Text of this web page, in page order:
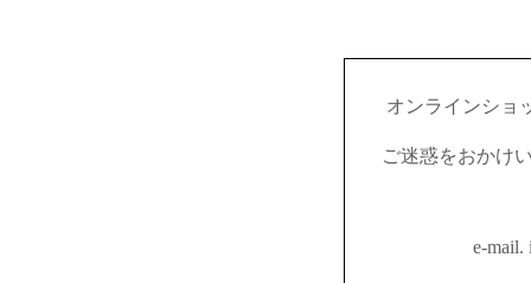
オンラインショ
ご迷惑をおかけ
e-mail.